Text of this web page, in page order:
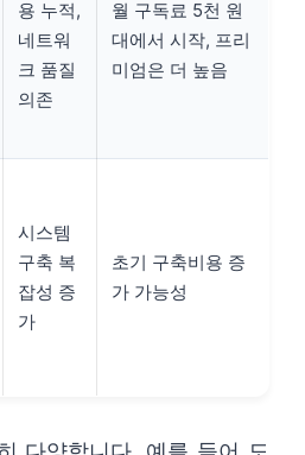
용 누적,
네트워
크 품질
의존
월 구독료 5천 원
대에서 시작, 프리
미엄은 더 높음
시스템
구축 복
잡성 증
가
초기 구축비용 증
가 가능성